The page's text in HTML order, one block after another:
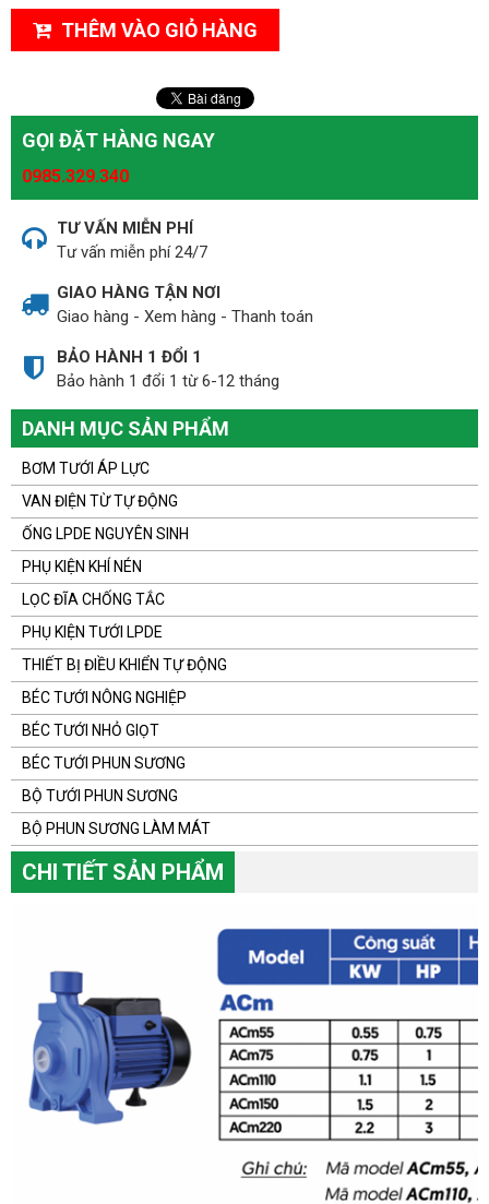
THÊM VÀO GIỎ HÀNG
GỌI ĐẶT HÀNG NGAY
0985.329.340
TƯ VẤN MIỄN PHÍ
Tư vấn miễn phí 24/7
GIAO HÀNG TẬN NƠI
Giao hàng - Xem hàng - Thanh toán
BẢO HÀNH 1 ĐỔI 1
Bảo hành 1 đổi 1 từ 6-12 tháng
DANH MỤC SẢN PHẨM
BƠM TƯỚI ÁP LỰC
VAN ĐIỆN TỪ TỰ ĐỘNG
ỐNG LPDE NGUYÊN SINH
PHỤ KIỆN KHÍ NÉN
LỌC ĐĨA CHỐNG TẮC
PHỤ KIỆN TƯỚI LPDE
THIẾT BỊ ĐIỀU KHIỂN TỰ ĐỘNG
BÉC TƯỚI NÔNG NGHIỆP
BÉC TƯỚI NHỎ GIỌT
BÉC TƯỚI PHUN SƯƠNG
BỘ TƯỚI PHUN SƯƠNG
BỘ PHUN SƯƠNG LÀM MÁT
CHI TIẾT SẢN PHẨM